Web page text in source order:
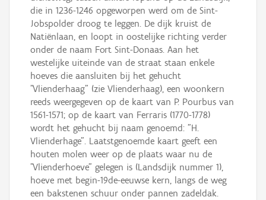
die in 1236-1246 opgeworpen werd om de Sint-
Jobspolder droog te leggen. De dijk kruist de
Natiënlaan, en loopt in oostelijke richting verder
onder de naam Fort Sint-Donaas. Aan het
westelijke uiteinde van de straat staan enkele
hoeves die aansluiten bij het gehucht
"Vlienderhaag" (zie Vlienderhaag), een woonkern
reeds weergegeven op de kaart van P. Pourbus van
1561-1571; op de kaart van Ferraris (1770-1778)
wordt het gehucht bij naam genoemd: "H.
Vlienderhage". Laatstgenoemde kaart geeft een
houten molen weer op de plaats waar nu de
"Vlienderhoeve" gelegen is (Landsdijk nummer 1),
hoeve met begin-19de-eeuwse kern, langs de weg
een bakstenen schuur onder pannen zadeldak.